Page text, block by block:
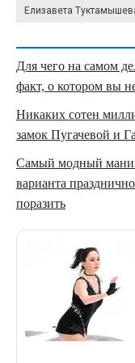
Елизавета
Для чего на самом
факт, о котором вы
Никаких сотен
замок Пугачевой и
Самый модный
варианта
поразить